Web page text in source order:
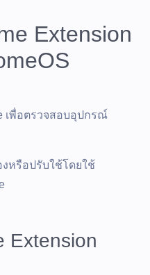
Extension
เพื่อตรวจสอบอุปกรณ์
หรือปรับใช้โดยใช้
Extension